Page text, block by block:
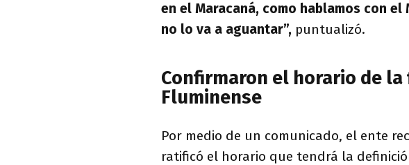
en el Maracaná, como hablamos con
no lo va a aguantar”, puntualizó.
Confirmaron el horario de
Fluminense
Por medio de un comunicado, el ente
ratificó el horario que tendrá la